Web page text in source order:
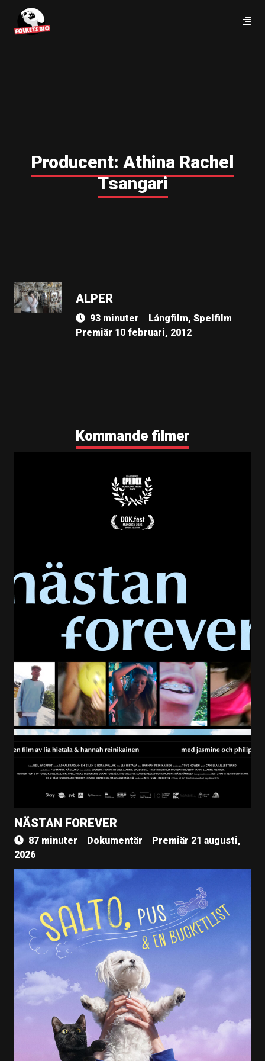
Producent: Athina Rachel
Tsangari
ALPER
93 minuter
Långfilm, Spelfilm
Premiär 10 februari, 2012
Kommande filmer
NÄSTAN FOREVER
87 minuter Dokumentär
Premiär 21 augusti,
2026